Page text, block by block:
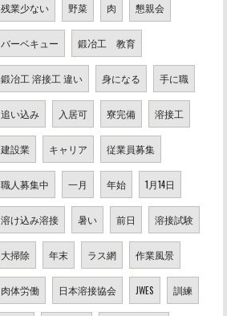
残業少ない 野菜 肉 懇親会
バーベキュー 鍛冶工 教育
鍛冶工 溶接工 違い 身になる 手に職
追い込み 入居可 寮完備 溶接工
建設業 キャリア 従業員募集
職人募集中 一月 年始 1月14日
溶け込み溶接 暑い 前日 溶接試験
大掃除 年末 ラス網 作業風景
肉体労働 日本溶接協会 JWES 訓練